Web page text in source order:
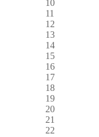
10
11
12
13
14
15
16
17
18
19
20
21
22